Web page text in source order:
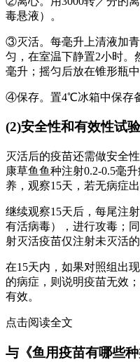
毒悬液）。
③灭活。每毫升上清液加
匀，在室温下静置2小时。
毫升；摇匀后放在锥形瓶
④保存。置4℃冰箱中保存
(2)安全性和有效性试验
灭活后的疫苗还需做安全
康草鱼鱼种注射0.2-0.5毫
养，观察15天，若无病症
继续观察15天后，每尾注
有活病毒），进行攻毒；
射灭活疫苗仅注射未灭活
在15天内，如果对照组出
的病症，则说明疫苗无效
有效。
点击阅读全文
与《鱼用疫苗有哪些